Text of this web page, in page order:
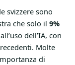
svizzere sono
che solo il 9%
dell’IA, con
Molte
di